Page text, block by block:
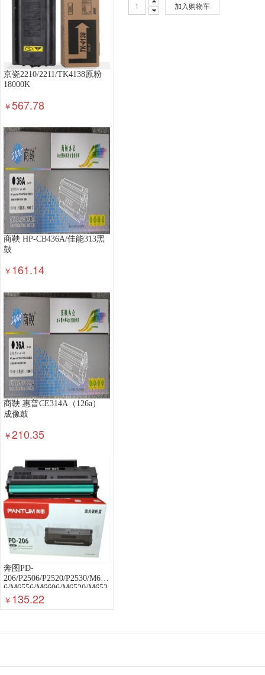
京瓷2210/2211/TK4138原粉
18000K
￥567.78
商鞅 HP-CB436A/佳能313黑
鼓
￥ 161.14
商鞅 惠普CE314A（126a）
成像鼓
￥210.35
奔图PD-
206/P2506/P2520/P2530/M650
6/M6556/M6606/M6520/M653
0 硒鼓1.6K
￥ 135.22
加入购物车